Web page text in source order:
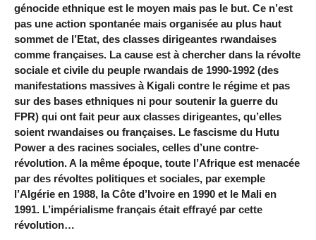
génocide ethnique est le moyen mais pas le but. Ce n’est
pas une action spontanée mais organisée au plus haut
sommet de l’Etat, des classes dirigeantes rwandaises
comme françaises. La cause est à chercher dans la révolte
sociale et civile du peuple rwandais de 1990-1992 (des
manifestations massives à Kigali contre le régime et pas
sur des bases ethniques ni pour soutenir la guerre du
FPR) qui ont fait peur aux classes dirigeantes, qu’elles
soient rwandaises ou françaises. Le fascisme du Hutu
Power a des racines sociales, celles d’une contre-
révolution. A la même époque, toute l’Afrique est menacée
par des révoltes politiques et sociales, par exemple
l’Algérie en 1988, la Côte d’Ivoire en 1990 et le Mali en
1991. L’impérialisme français était effrayé par cette
révolution…